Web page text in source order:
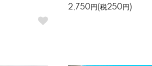
2,750円(税250円)